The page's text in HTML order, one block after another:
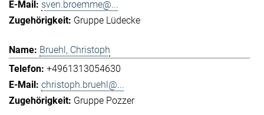
sven.broemme@...
Gruppe Lüdecke
Bruehl, Christoph
+4961313054630
christoph.bruehl@...
Gruppe Pozzer